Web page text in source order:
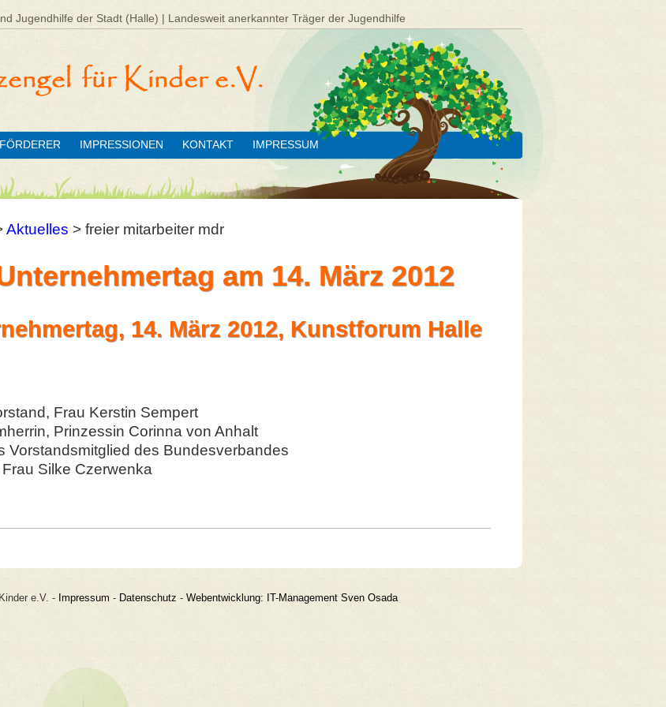
Jugendhilfe der Stadt (Halle) | Landesweit anerkannter Träger der Jugendhilfe
FÖRDERER IMPRESSIONEN KONTAKT IMPRESSUM
Aktuelles > freier mitarbeiter mdr
am 14. März 2012
14. März 2012, Kunstforum Halle
Frau Kerstin Sempert
Prinzessin Corinna von Anhalt
Vorstandsmitglied des Bundesverbandes
Silke Czerwenka
e.V. - Impressum - Datenschutz - Webentwicklung: IT-Management Sven Osada